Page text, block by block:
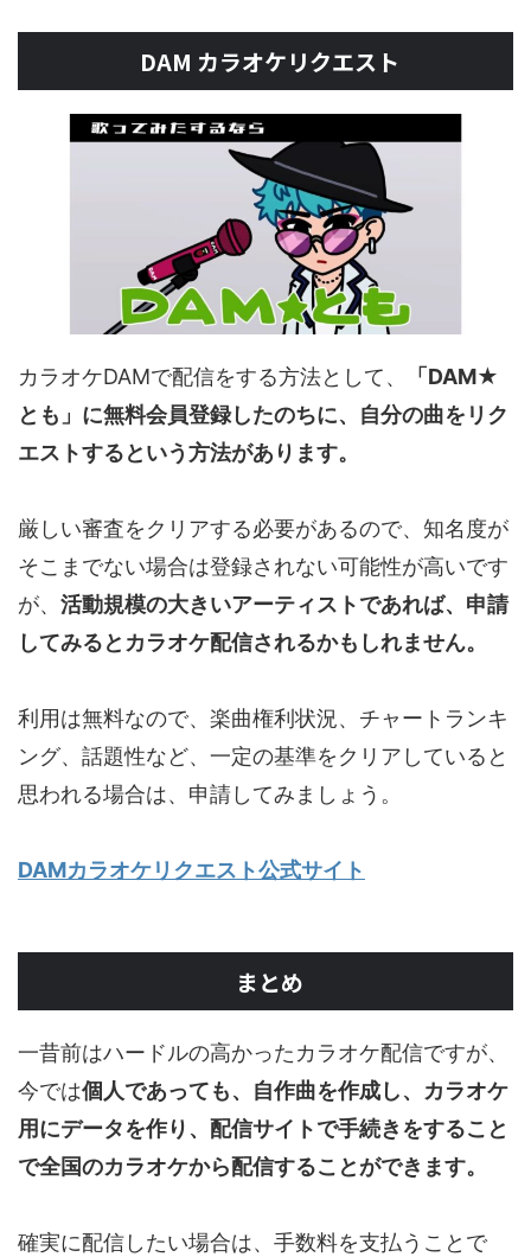
DAM カラオケリクエスト
カラオケDAMで配信をする方法として、
「DAM★
とも」に無料会員登録したのちに、自分の曲をリク
エストするという方法があります。
厳しい審査をクリアする必要があるので、知名度が
そこまでない場合は登録されない可能性が高いです
が、 活動規模の大きいアーティストであれば、申請
してみるとカラオケ配信されるかもしれません。
利用は無料なので、楽曲権利状況、チャートランキ
ング、話題性など、一定の基準をクリアしていると
思われる場合は、申請してみましょう。
DAMカラオケリクエスト公式サイト
まとめ
一昔前はハードルの高かったカラオケ配信ですが、
今では個人であっても、自作曲を作成し、カラオケ
用にデータを作り、配信サイトで手続きをすること
で全国のカラオケから配信することができます。
確実に配信したい場合は、手数料を支払うことで